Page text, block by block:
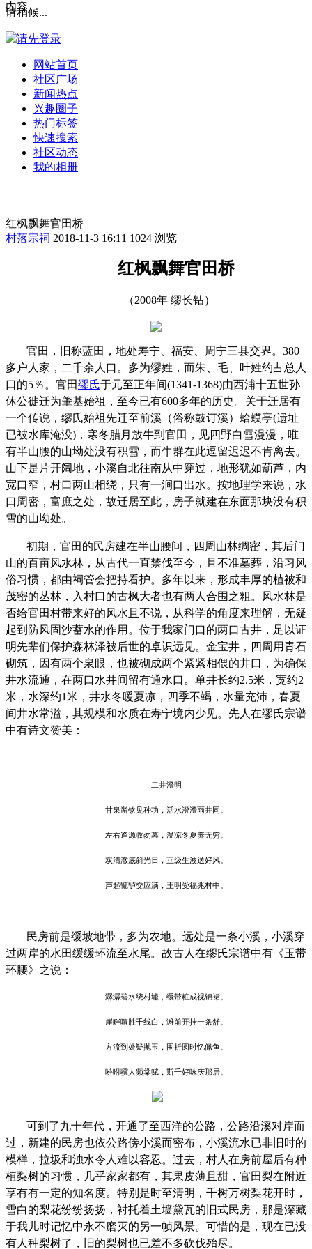
请稍候...
请先登录
网站首页
社区广场
新闻热点
兴趣圈子
热门标签
快速搜索
社区动态
我的相册
内容
红枫飘舞官田桥
村落宗祠 2018-11-3 16:11 1024 浏览
红枫飘舞官田桥
（2008年 缪长钻）
官田，旧称蓝田，地处寿宁、福安、周宁三县交界。380
多户人家，二千余人口。多为缪姓，而朱、毛、叶姓约占总人
口的5％。官田缪氏于元至正年间(1341-1368)由西浦十五世孙
休公徙迁为肇基始祖，至今已有600多年的历史。关于迁居有
一个传说，缪氏始祖先迁至前溪（俗称鼓订溪）蛤蟆亭(遗址
已被水库淹没) ，寒冬腊月放牛到官田，见四野白雪漫漫，唯
有半山腰的山坳处没有积雪，而牛群在此逗留迟迟不肯离去。
山下是片开阔地，小溪自北往南从中穿过，地形犹如葫芦，内
宽口窄，村口两山相绕，只有一涧口出水。按地理学来说，水
口周密，富庶之处，故迁居至此，房子就建在东面那块没有积
雪的山坳处。
初期，官田的民房建在半山腰间，四周山林绸密，其后门
山的百亩风水林，从古代一直禁伐至今，且不准墓葬，沿习风
俗习惯，都由祠管会把持看护。多年以来，形成丰厚的植被和
茂密的丛林，入村口的古枫大者也有两人合围之粗。风水林是
否给官田村带来好的风水且不说，从科学的角度来理解，无疑
起到防风固沙蓄水的作用。位于我家门口的两口古井，足以证
明先辈们保护森林泽被后世的卓识远见。金宝井，四周用青石
砌筑，因有两个泉眼，也被砌成两个紧紧相偎的井口，为确保
井水流通，在两口水井间留有通水口。单井长约2.5米，宽约2
米，水深约1米，井水冬暖夏凉，四季不竭，水量充沛，春夏
间井水常溢，其规模和水质在寿宁境内少见。先人在缪氏宗谱
中有诗文赞美：
二井澄明
甘泉凿钦见种功，活水澄澄雨井同。
左右逢源收勿幕，温凉冬夏养无穷。
双清澈底斜光日，互级生波送好风。
声起辘轳交应满，王明受福兆村中。
民房前是缓坡地带，多为农地。远处是一条小溪，小溪穿
过两岸的水田缓缓环流至水尾。故古人在缪氏宗谱中有《玉带
环腰》之说：
潺潺碧水绕村墟，缓带粧成视锦裙。
崖畔喧胜千线白，滩前开挂一条舒。
方流到处疑抛玉，围折圆时忆佩鱼。
吩咐骥人频棠赋，斯千好咏庆那居。
可到了九十年代，开通了至西洋的公路，公路沿溪对岸而
过，新建的民房也依公路傍小溪而密布，小溪流水已非旧时的
模样，拉圾和浊水令人难以容忍。过去，村人在房前屋后有种
植梨树的习惯，几乎家家都有，其果皮薄且甜，官田梨在附近
享有有一定的知名度。特别是时至清明，千树万树梨花开时，
雪白的梨花纷纷扬扬，衬托着土墙黛瓦的旧式民房，那是深藏
于我儿时记忆中永不磨灭的另一帧风景。可惜的是，现在已没
有人种梨树了，旧的梨树也已差不多砍伐殆尽。